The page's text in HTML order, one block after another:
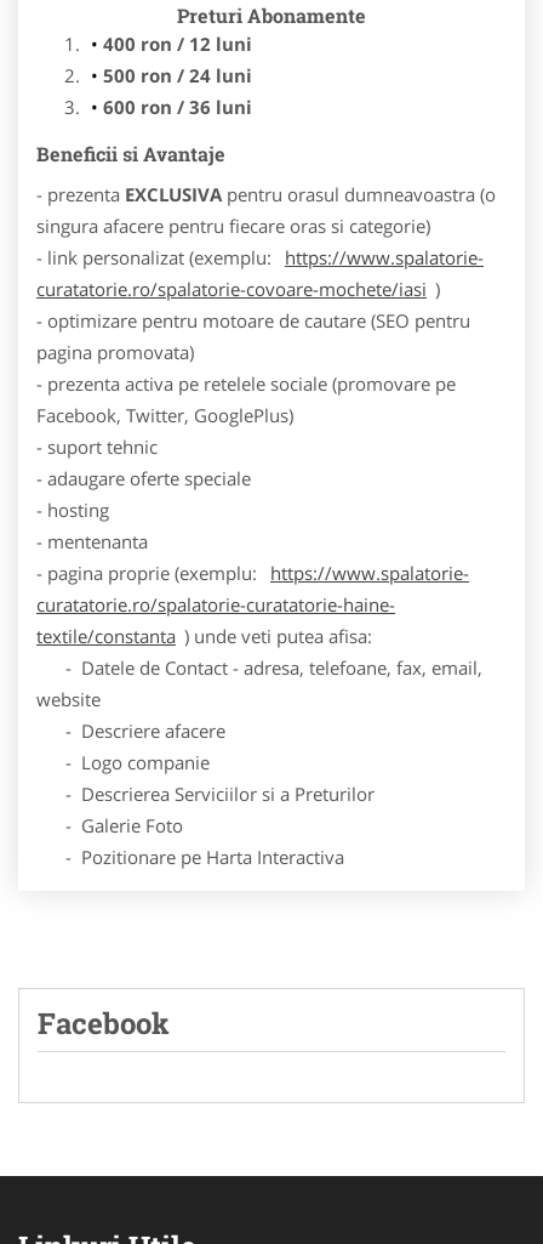
Preturi Abonamente
400 ron / 12 luni
500 ron / 24 luni
600 ron / 36 luni
Beneficii si Avantaje
- prezenta EXCLUSIVA pentru orasul dumneavoastra (o
singura afacere pentru fiecare oras si categorie)
- link personalizat (exemplu:
https://www.spalatorie-
curatatorie.ro/spalatorie-covoare-mochete/iasi )
- optimizare pentru motoare de cautare (SEO pentru
pagina promovata)
- prezenta activa pe retelele sociale (promovare pe
Facebook, Twitter, GooglePlus)
- suport tehnic
- adaugare oferte speciale
- hosting
- mentenanta
- pagina proprie (exemplu:
https://www.spalatorie-
curatatorie.ro/spalatorie-curatatorie-haine-
textile/constanta ) unde veti putea afisa:
- Datele de Contact - adresa, telefoane, fax, email,
website
- Descriere afacere
- Logo companie
- Descrierea Serviciilor si a Preturilor
- Galerie Foto
- Pozitionare pe Harta Interactiva
Facebook